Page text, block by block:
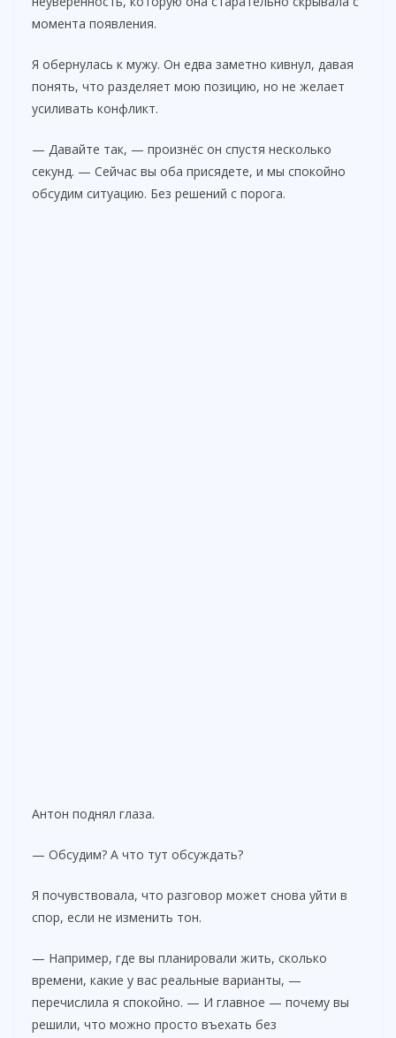
момента появления.
Я обернулась к мужу. Он едва заметно кивнул, давая
понять, что разделяет мою позицию, но не желает
усиливать конфликт.
— Давайте так, — произнёс он спустя несколько
секунд. — Сейчас вы оба присядете, и мы спокойно
обсудим ситуацию. Без решений с порога.
Антон поднял глаза.
— Обсудим? А что тут обсуждать?
Я почувствовала, что разговор может снова уйти в
спор, если не изменить тон.
— Например, где вы планировали жить, сколько
времени, какие у вас реальные варианты, —
перечислила я спокойно. — И главное — почему вы
решили, что можно просто въехать без